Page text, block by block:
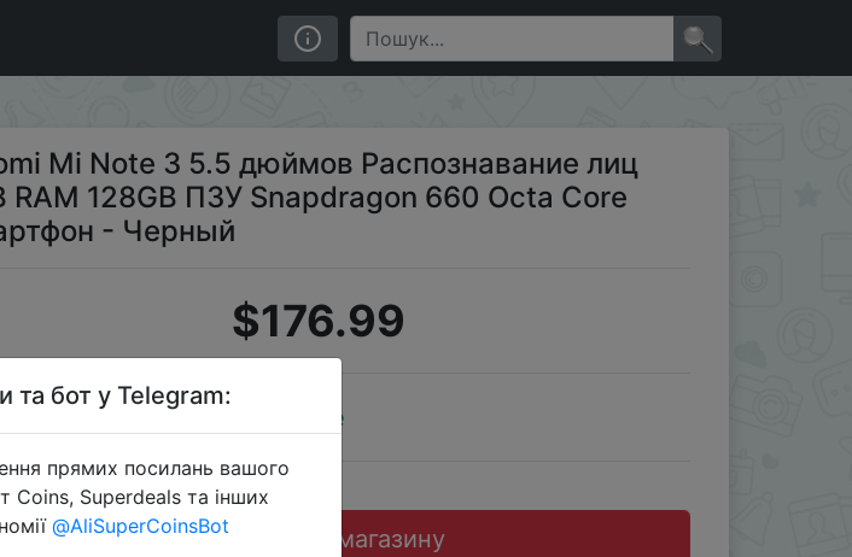
660 Octa Core Смартфон - Черный
Mi Note 3 5.5 дюймов Распознавание лиц
RAM 128GB ПЗУ Snapdragon 660 Octa Core
- Черный
$176.99
Sale
Перейти до магазину
та бот у Telegram:
прямих посилань вашого
Coins, Superdeals та інших
@AliSuperCoinsBot